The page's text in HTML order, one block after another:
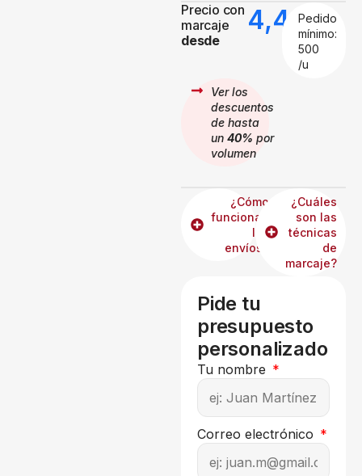
Precio con
marcaje
desde
4,42€
Pedido
mínimo:
500
/u
Ver los
descuentos
de hasta
un 40% por
volumen
¿Cómo
funcionan
los
envíos?
¿Cuáles
son las
técnicas
de
marcaje?
Pide tu
presupuesto
personalizado
Tu nombre
Correo electrónico